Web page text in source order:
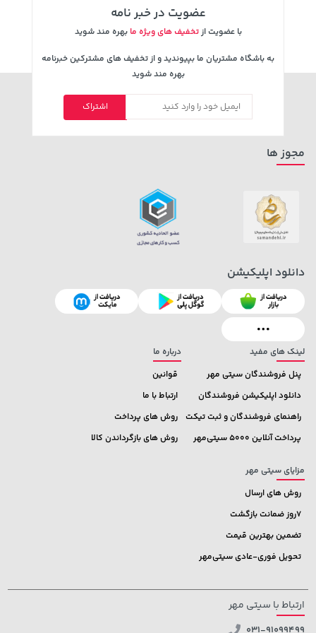
خرید
5,630,000 تومان
1,109,000 تومان خرید
70,000 تومان
90,000
عضویت در خبر نامه
با عضویت ازتخفیف های ویژه ما بهره مند شوید
به باشگاه مشتریان ما بپیوندید و از تخفیف های مشترکین خبرنامه
بهره مند شوید
اشتراک
لینک های مفید
پنل فروشندگان سیتی مهر
دانلود اپلیکیشن فروشندگان
راهنمای فروشندگان و ثبت تیکت
پرداخت آنلاین 5000 سیتی‌مهر
درباره ما
قوانین
ارتباط با ما
روش های پرداخت
روش های بازگرداندن کالا
مزایای سیتی مهر
روش های ارسال
7روز ضمانت بازگشت
تضمین بهترین قیمت
تحویل فوری-عادی سیتی‌مهر
مجوز ها
دانلود اپلیکیشن
ارتباط با سیتی مهر
031-91099499